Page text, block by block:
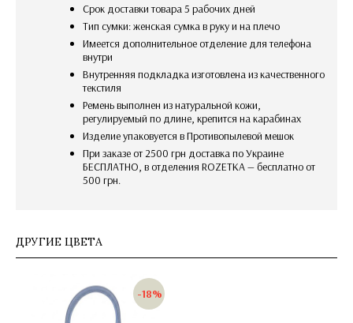
Срок доставки товара 5 рабочих дней
Тип сумки: женская сумка в руку и на плечо
имеется дополнительное отделение для телефона
внутри
внутренняя подкладка изготовлена из качественного
текстиля
Ремень выполнен из натуральной кожи,
регулируемый по длине, крепится на карабинах
изделие упаковуется в Противопылевой мешок
При заказе от 2500 грн доставка по Украине
БЕСПЛАТНО, в отделения ROZETKA — бесплатно от
500 грн.
ДРУГИЕ ЦВЕТА
-18%